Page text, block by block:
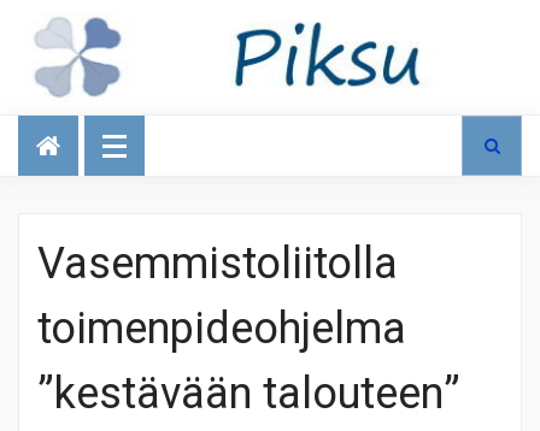
Talous
Vasemmistoliitolla
toimenpideohjelma
”kestävään talouteen”